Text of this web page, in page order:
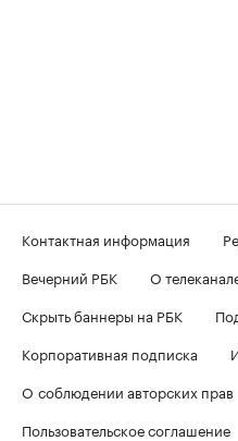
Контактная информация
Вечерний РБК
О
Скрыть баннеры на РБК
Корпоративная подписка
О соблюдении авторских прав
Пользовательское соглашение